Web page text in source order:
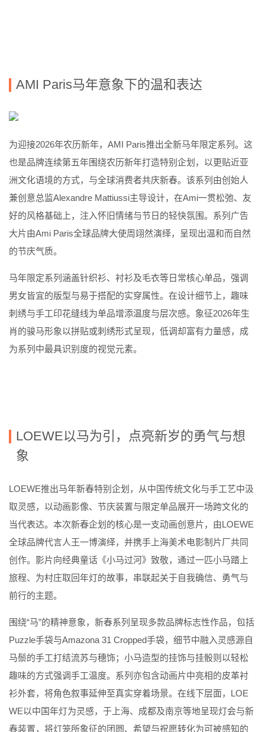
AMI Paris马年意象下的温和表达
为迎接2026年农历新年， AMI Paris推出全新马年限定系列。这
也是品牌连续第五年围绕农历新年打造特别企划，以更贴近亚
洲文化语境的方式，与全球消费者共庆新春。该系列由创始人
兼创意总监Alexandre Mattiussi主导设计，在Ami一贯松弛、友
好的风格基础上，注入怀旧情绪与节日的轻快氛围。系列广告
大片由Ami Paris全球品牌大使周翊然演绎，呈现出温和而自然
的节庆气质。
马年限定系列涵盖针织衫、衬衫及毛衣等日常核心单品，强调
男女皆宜的版型与易于搭配的实穿属性。在设计细节上，趣味
刺绣与手工印花缝线为单品增添温度与层次感。象征2026年生
肖的骏马形象以拼贴或刺绣形式呈现，低调却富有力量感，成
为系列中最具识别度的视觉元素。
LOEWE以马为引，点亮新岁的勇气与想
象
LOEWE推出马年新春特别企划，从中国传统文化与手工艺中汲
取灵感，以动画影像、节庆装置与限定单品展开一场跨文化的
当代表达。本次新春企划的核心是一支动画创意片，由LOEWE
全球品牌代言人王一博演绎，并携手上海美术电影制片厂共同
创作。影片向经典童话《小马过河》致敬，通过一匹小马踏上
旅程、为村庄取回年灯的故事，串联起关于自我确信、勇气与
前行的主题。
围绕“马”的精神意象，新春系列呈现多款品牌标志性作品，包括
Puzzle手袋与Amazona 31 Cropped手袋，细节中融入灵感源自
马鬃的手工打结流苏与穗饰；小马造型的挂饰与挂骰则以轻松
趣味的方式强调手工温度。系列亦包含动画片中亮相的皮革衬
衫外套，将角色叙事延伸至真实穿着场景。在线下层面， LOE
WE以中国年灯为灵感，于上海、成都及南京等地呈现灯会与新
春装置，将灯笼所象征的团圆、希望与祝愿转化为可被感知的